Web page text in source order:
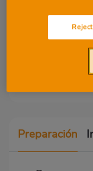
Preparación